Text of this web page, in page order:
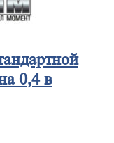
0,4 в